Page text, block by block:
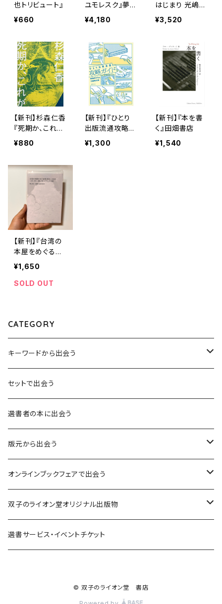
也トリビュート』
¥660
ユモレスク』夢野
久作
¥4,180
はじまり 光嶋裕
介の旅とスケッ
チ2007-2024』
¥3,520
【新刊】杉森仁香
『死期か、これ
が』（サイン本）
¥880
【新刊】『ひとり
出版流通攻略ガ
イド』海猫沢めろ
ん・江藤健太郎
¥1,300
【新刊】『本を書
く』田畑書店
¥1,540
【新刊】『台湾の
本屋をめぐる旅
2015〜2026〜
台湾・新北・基
隆、本にまつわ
¥1,650
SOLD OUT
CATEGORY
キーワードから出会う
言葉：思考の種となるもの
異界：日常から離れた視点
意志：自ら進む力
解体：固定観念を壊す
熱源：情熱を呼び起こす
共鳴：他者や世界とつながる
セットで出会う
選書者の本に出会う
版元から出会う
荒蝦夷フェア
クオン
寿郎社
オンラインブックフェアで出会う
本屋発の文芸誌『しししし』フェア！！
韓国文学フェア！！
双子のライオン堂オリジナル出版物
書籍
選書サービス・イベントチケット
© 双子のライオン堂 書店